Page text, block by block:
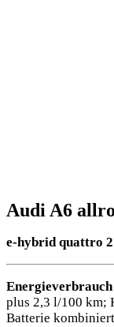
Audi A6
e-hybrid quattro
Energieverbrauch
plus 2,3 l/100 km;
Batterie